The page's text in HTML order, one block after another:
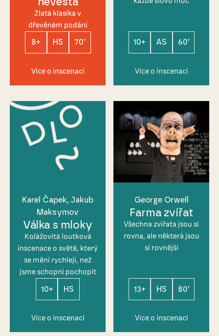
Zlatá klasika v
dřevěném podání
8+
HS 70'
Více o inscenaci
10+ AS 60'
Více o inscenaci
Karel Čapek Jakub
Maksymov
Válka s mloky
Kolážovitá loutková
inscenace o světě, který
se mění rychleji, než
jsme schopni pochopit
10+
HS
Více o inscenaci
George Orwell
Farma zvířat
Všechna zvířata jsou si
rovna, ale některá jsou
si rovnější
13+ HS 80'
Více o inscenaci